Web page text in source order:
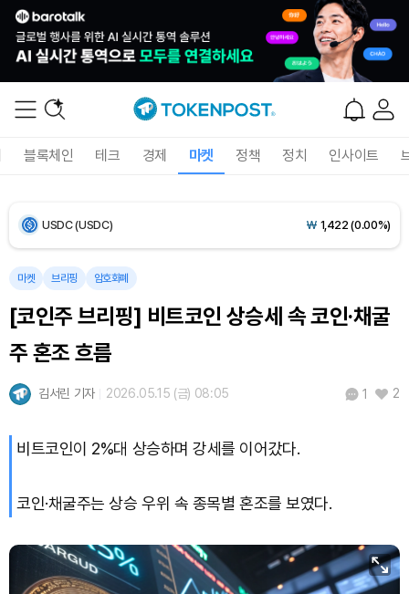
블록체인 테크 경제 마켓 정책 정치 인사이트
Bitcoin (BTC) ₩91,598,454(-0.44%)
USDC (USDC) ₩ 1,422(0.00%)
XRP (XRP)
Solana (SOL) ₩103,591 (-1.70%)
TRON (TRX)
Dogecoin (DOGE)
Bitcoin (BTC) ₩ 91,598,454
마켓 브리핑 암호화폐
[코인주 브리핑] 비트코인 상승세 속 코인·채굴
주 혼조 흐름
김서린 기자 2026.05.15 (금) 08:05 1 2
비트코인이 2%대 상승하며 강세를 이어갔다.
코인·채굴주는 상승 우위 속 종목별 혼조를 보였다.